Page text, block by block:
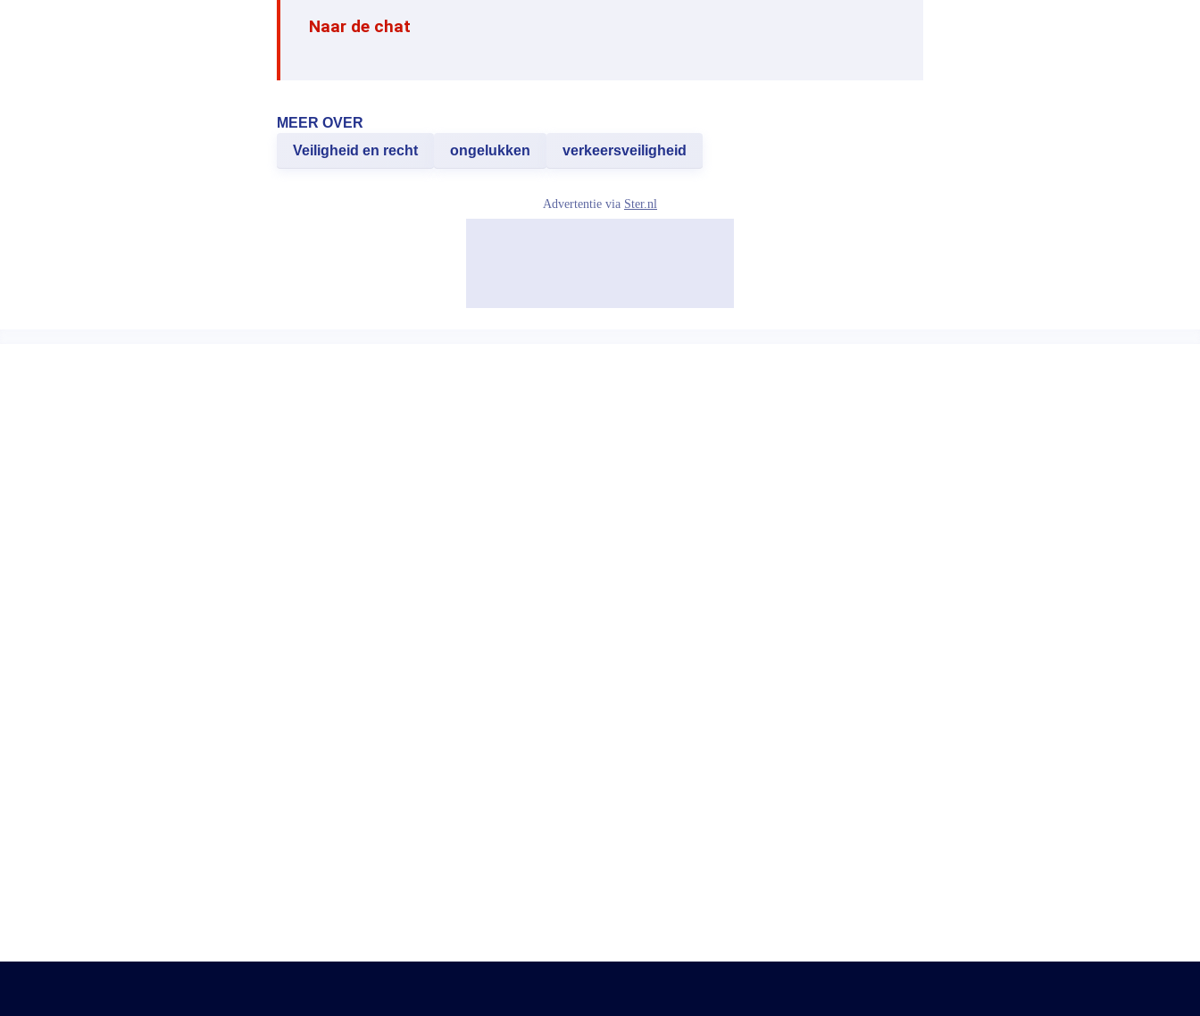
Naar de chat
MEER OVER
Veiligheid en recht
ongelukken verkeersveiligheid
Advertentie via Ster.nl